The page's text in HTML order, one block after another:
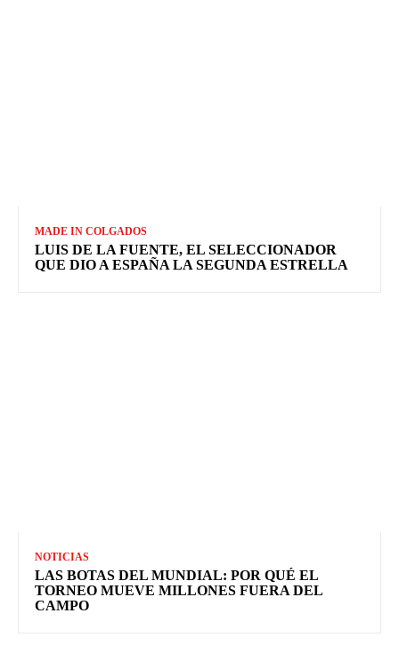
MADE IN COLGADOS
LUIS DE LA FUENTE, EL SELECCIONADOR
QUE DIO A ESPAÑA LA SEGUNDA ESTRELLA
NOTICIAS
LAS BOTAS DEL MUNDIAL: POR QUÉ EL
TORNEO MUEVE MILLONES FUERA DEL
CAMPO